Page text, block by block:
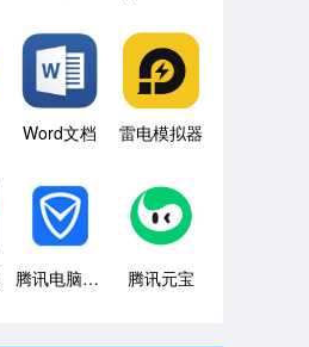
Word文档 雷电模拟器
腾讯电脑管家 腾讯元宝